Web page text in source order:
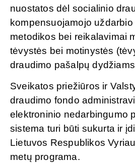
nuostatos dėl socialinio
kompensuojamojo
metodikos bei reikalavimai
tėvystės bei motinystės
draudimo pašalpų
Sveikatos priežiūros ir
draudimo fondo
elektroninio nedarbingumo
sistema turi būti sukurta ir
Lietuvos Respublikos
metų programa.